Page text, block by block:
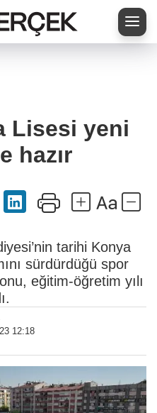
Lisesi yeni
hazır
tarihi Konya
sürdürdüğü spor
eğitim-öğretim yılı
12:18